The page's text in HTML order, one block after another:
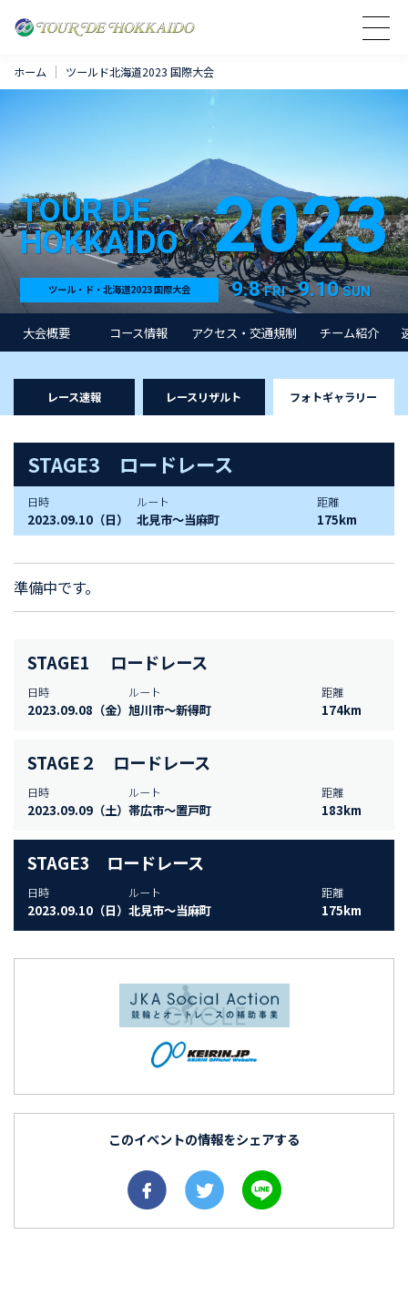
ホーム ツールド北海道2023 国際大会
TOUR DE
HOKKAIDO 2023
ツール・ド・北海道2023 国際大会 9.8FRI -9.10SUN
大会概要 コース情報 アクセス・交通規制 チーム紹介
レース速報 レースリザルト フォトギャラリー
STAGE3 ロードレース
日時 ルート 距離
2023.09.10（日） 北見市～当麻町 175km
準備中です。
STAGE1 ロードレース
日時 ルート 距離
2023.09.08（金） 旭川市～新得町 174km
STAGE２ ロードレース
日時 ルート 距離
2023.09.09（土） 帯広市～置戸町 183km
STAGE3 ロードレース
日時 ルート 距離
2023.09.10（日） 北見市～当麻町 175km
このイベントの情報をシェアする